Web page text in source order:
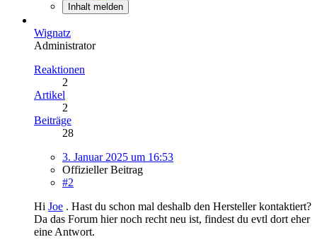
Inhalt melden
Wignatz
Administrator
Reaktionen
2
Artikel
2
Beiträge
28
3. Januar 2025 um 16:53
Offizieller Beitrag
#2
Hi Joe . Hast du schon mal deshalb den Hersteller kontaktiert?
Da das Forum hier noch recht neu ist, findest du evtl dort eher
eine Antwort.